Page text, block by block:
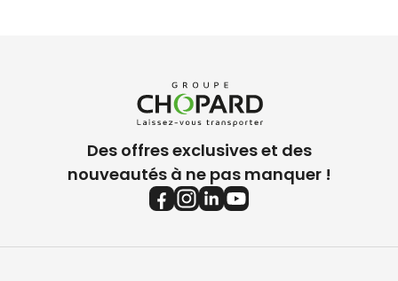
Des offres exclusives et des
nouveautés à ne pas manquer !